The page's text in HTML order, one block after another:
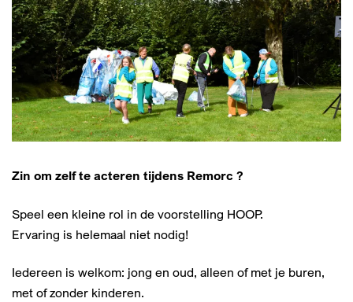
Zin om zelf te acteren tijdens Remorc ?
Speel een kleine rol in de voorstelling HOOP.
Ervaring is helemaal niet nodig!
Iedereen is welkom: jong en oud, alleen of met je buren,
met of zonder kinderen.